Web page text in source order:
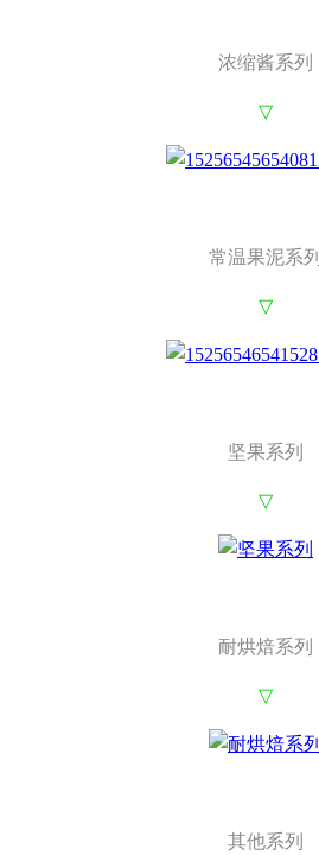
浓缩酱系列
▽
常温果泥系列
▽
坚果系列
▽
耐烘焙系列
▽
其他系列